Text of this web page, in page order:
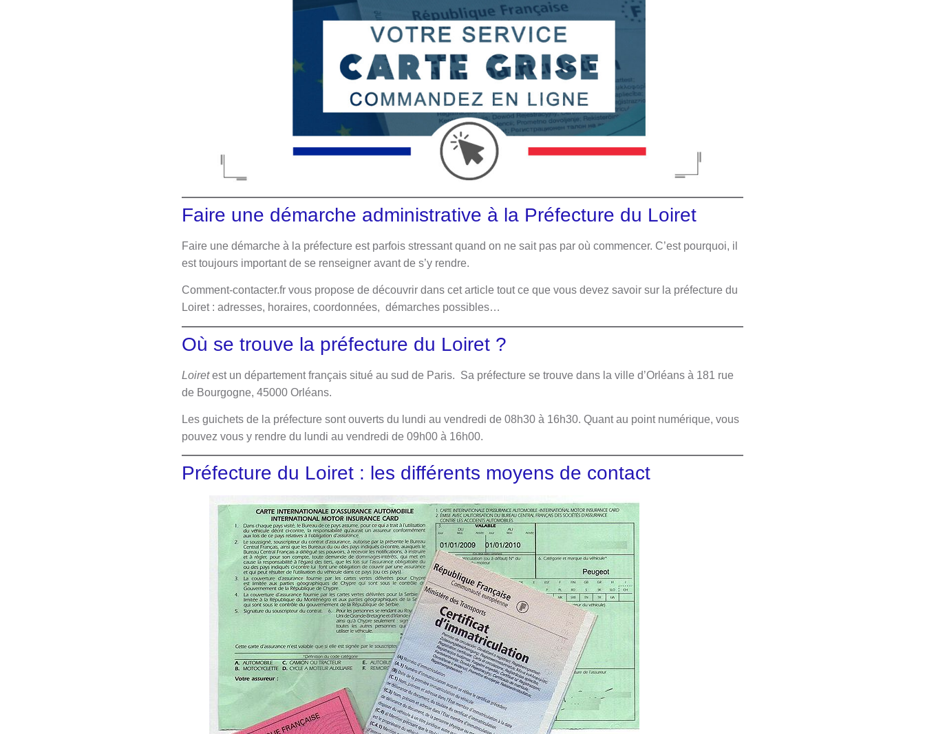
Faire une démarche administrative à la Préfecture du Loiret
Faire une démarche à la préfecture est parfois stressant quand on ne sait pas par où commencer. C’est pourquoi, il
est toujours important de se renseigner avant de s’y rendre.
Comment-contacter.fr vous propose de découvrir dans cet article tout ce que vous devez savoir sur la préfecture du
Loiret : adresses, horaires, coordonnées, démarches possibles…
Où se trouve la préfecture du Loiret ?
Loiretest un département français situé au sud de Paris. Sa préfecture se trouve dans la ville d’Orléans à 181 rue
de Bourgogne, 45000 Orléans.
Les guichets de la préfecture sont ouverts du lundi au vendredi de 08h30 à 16h30. Quant au point numérique, vous
pouvez vous y rendre du lundi au vendredi de 09h00 à 16h00.
Préfecture du Loiret : les différents moyens de contact